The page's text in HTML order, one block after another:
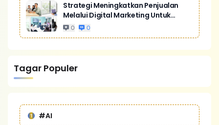
Strategi Meningkatkan Penjualan
Melalui Digital Marketing Untuk
Bisnis Yang Lebih Kompetitif
0 0
Tagar Populer
#AI